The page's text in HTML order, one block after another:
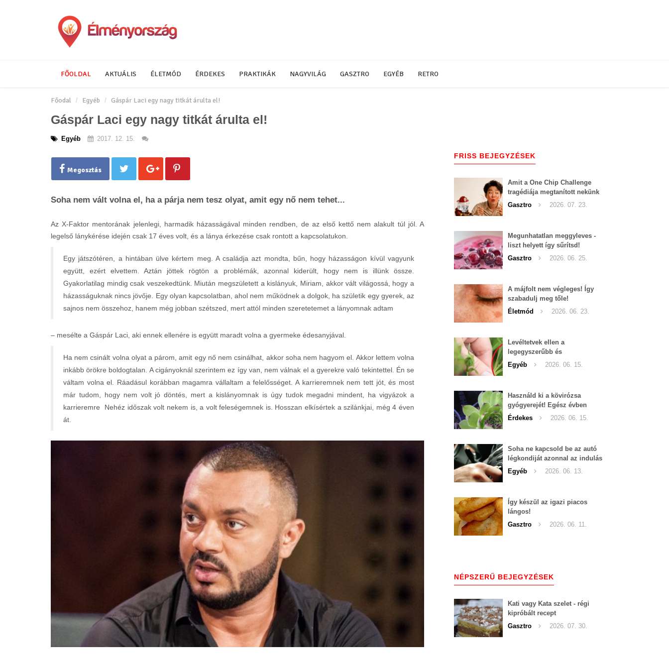
FŐOLDAL AKTUÁLIS ÉLETMÓD ÉRDEKES PRAKTIKÁK NAGYVILÁG GASZTRO EGYÉB RETRO
Főodal Egyéb Gáspár Laci egy nagy titkát árulta el!
Gáspár Laci egy nagy titkát árulta el!
Egyéb 2017. 12. 15.
Megosztás
Soha nem vált volna el, ha a párja nem tesz olyat, amit egy nő nem tehet...
Az X-Faktor mentorának jelenlegi, harmadik házasságával minden rendben, de az első kettő nem alakult túl jól. A
legelső lánykérése idején csak 17 éves volt, és a lánya érkezése csak rontott a kapcsolatukon.
Egy játszótéren, a hintában ülve kértem meg. A családja azt mondta, bűn, hogy házasságon kívül vagyunk
együtt, ezért elvettem. Aztán jöttek rögtön a problémák, azonnal kiderült, hogy nem is illünk össze.
Gyakorlatilag mindig csak veszekedtünk. Miután megszületett a kislányuk, Miriam, akkor vált világossá, hogy a
házasságuknak nincs jövője. Egy olyan kapcsolatban, ahol nem működnek a dolgok, ha születik egy gyerek, az
sajnos nem összehoz, hanem még jobban szétszed, mert attól minden szeretetemet a lányomnak adtam
– mesélte a Gáspár Laci, aki ennek ellenére is együtt maradt volna a gyermeke édesanyjával.
Ha nem csinált volna olyat a párom, amit egy nő nem csinálhat, akkor soha nem hagyom el. Akkor lettem volna
inkább örökre boldogtalan. A cigányoknál szerintem ez így van, nem válnak el a gyerekre való tekintettel. Én se
váltam volna el. Ráadásul korábban magamra vállaltam a felelősséget. A karrieremnek nem tett jót, és most
már tudom, hogy nem volt jó döntés, mert a kislányomnak is úgy tudok megadni mindent, ha vigyázok a
karrieremre Nehéz időszak volt nekem is, a volt feleségemnek is. Hosszan elkísértek a szilánkjai, még 4 éven
át.
FRISS BEJEGYZÉSEK
Amit a One Chip Challenge
tragédiája megtanított nekünk
a csípős kihívásokról
Gasztro 2026. 07. 23.
Megunhatatlan meggyleves -
liszt helyett így sűrítsd!
Gasztro
2026. 06. 25.
A májfolt nem végleges! Így
szabadulj meg tőle!
Életmód
2026. 06. 23.
Levéltetvek ellen a
legegyszerűbb és
leghatékonyabb filléres
háziszer
Egyéb 2026. 06. 15.
Használd ki a kövirózsa
gyógyerejét! Egész évben
hozzáférhető.
Érdekes 2026. 06. 15.
Soha ne kapcsold be az autó
légkondiját azonnal az indulás
után!
Egyéb 2026. 06. 13.
Így készül az igazi piacos
lángos!
Gasztro
2026. 06. 11.
NÉPSZERŰ BEJEGYZÉSEK
Kati vagy Kata szelet - régi
kipróbált recept
Gasztro
2026. 07. 30.